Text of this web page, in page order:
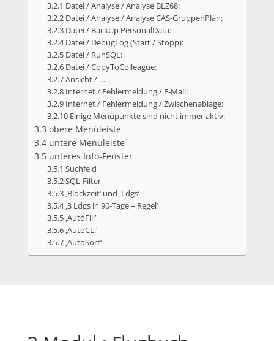
3.2.1 Datei / Analyse / Analyse BLZ68:
3.2.2 Datei / Analyse / Analyse CAS-GruppenPlan:
3.2.3 Datei / BackUp PersonalData:
3.2.4 Datei / DebugLog (Start / Stopp):
3.2.5 Datei / RunSQL:
3.2.6 Datei / CopyToColleague:
3.2.7 Ansicht / …
3.2.8 Internet / Fehlermeldung / E-Mail:
3.2.9 Internet / Fehlermeldung / Zwischenablage:
3.2.10 Einige Menüpunkte sind nicht immer aktiv:
3.3 obere Menüleiste
3.4 untere Menüleiste
3.5 unteres Info-Fenster
3.5.1 Suchfeld
3.5.2 SQL-Filter
3.5.3 ‚Blockzeit‘ und ‚Ldgs‘
3.5.4 ‚3 Ldgs in 90-Tage – Regel‘
3.5.5 ‚AutoFill‘
3.5.6 ‚AutoCL.‘
3.5.7 ‚AutoSort‘